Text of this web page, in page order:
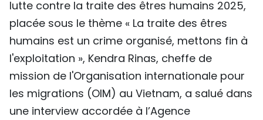
ENGLISH
中文
РУССКИЙ
lutte contre la traite des êtres humains 2025,
placée sous le thème « La traite des êtres
humains est un crime organisé, mettons fin à
l'exploitation », Kendra Rinas, cheffe de
mission de l'Organisation internationale pour
les migrations (OIM) au Vietnam, a salué dans
une interview accordée à l’Agence